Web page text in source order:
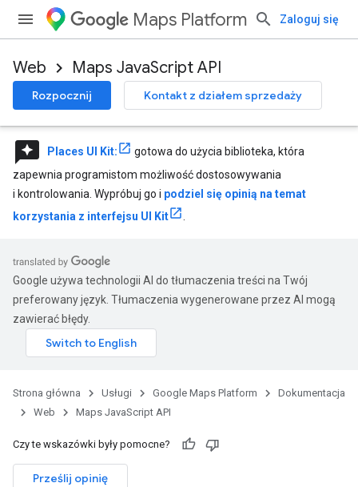
Maps Platform Zaloguj się
Web Maps JavaScript API
Rozpocznij Kontakt z działem sprzedaży
reviews Places UI Kit:
gotowa do użycia biblioteka, która
zapewnia programistom możliwość dostosowywania
i kontrolowania. Wypróbuj go i podziel się opinią na temat
korzystania z interfejsu UI Kit
.
Google używa technologii AI do tłumaczenia treści na Twój
preferowany język. Tłumaczenia wygenerowane przez AI mogą
zawierać błędy.
Strona główna Usługi Google Maps Platform
Dokumentacja
Web
Maps JavaScript API
Czy te wskazówki były pomocne?
Prześlij opinię